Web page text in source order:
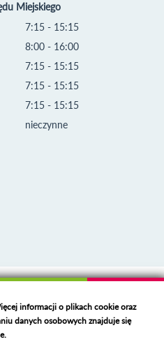
Miejskiego
7:15 - 15:15
8:00 - 16:00
7:15 - 15:15
7:15 - 15:15
7:15 - 15:15
nieczynne
informacji o plikach cookie oraz
danych osobowych znajduje się